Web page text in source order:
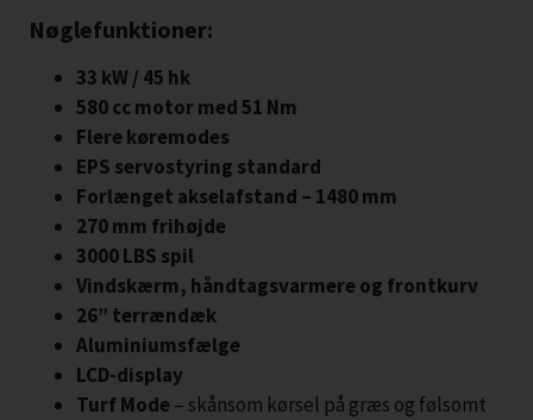
Nøglefunktioner:
33 kW / 45 hk
580 cc motor med 51 Nm
Flere køremodes
EPS servostyring standard
Forlænget akselafstand – 1480 mm
270 mm frihøjde
3000 LBS spil
Vindskærm, håndtagsvarmere og frontkurv
26” terrændæk
Aluminiumsfælge
LCD-display
Turf Mode – skånsom kørsel på græs og følsomt